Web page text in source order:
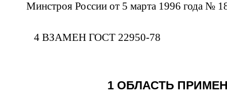
Минстроя России от 5 марта 1996 года №
4 ВЗАМЕН ГОСТ 22950-78
1 ОБЛАСТЬ